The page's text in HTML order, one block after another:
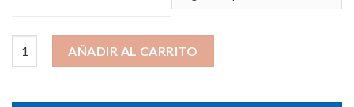
Chaqueta North Niños cantidad
AÑADIR AL CARRITO